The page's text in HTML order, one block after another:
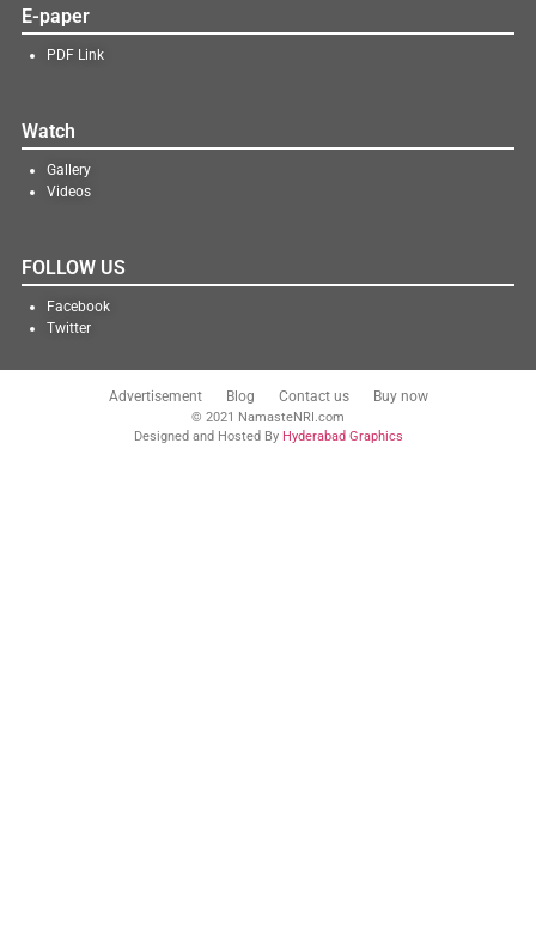
E-paper
PDF Link
Watch
Gallery
Videos
FOLLOW US
Facebook
Twitter
Advertisement Blog Contact us Buy now
© 2021 NamasteNRI.com
Designed and Hosted By Hyderabad Graphics